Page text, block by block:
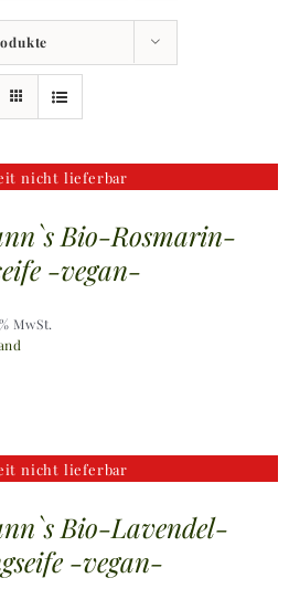
nicht lieferbar
Bio-Rosmarin-
-vegan-
MwSt.
nicht lieferbar
Bio-Lavendel-
-vegan-